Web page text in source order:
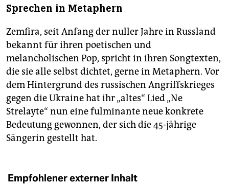
Sprechen in Metaphern
Zemfira, seit Anfang der nuller Jahre in Russland
bekannt für ihren poe­tischen und
melancholischen Pop, spricht in ihren Songtexten,
die sie alle selbst dichtet, gerne in Metaphern. Vor
dem Hintergrund des russischen Angriffskrieges
gegen die Ukraine hat ihr „altes“ Lied „Ne
Strelayte“ nun eine fulminante neue konkrete
Bedeutung gewonnen, der sich die 45-jährige
Sängerin gestellt hat.
Empfohlener externer Inhalt